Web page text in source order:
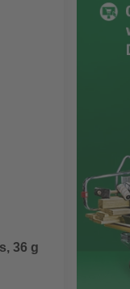
36 g